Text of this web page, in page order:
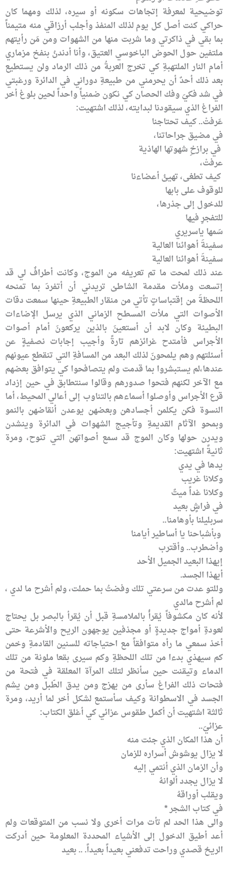
توضيحية لمعرفة إتجاهات سكونه أو سيره، لذلك ومهما كان
حراكي كنت أصل كل يوم لذلك المنفذ وأجلب أرزاقي منه متيمناً
بما بقي في ذاكرتي وما شربت منها من الشهوات ومن مَن رأيتهم
ملتفين حول الحوض الباخوسي العتيق، وأنا أدندنُ بنفخ مزماري
أمام النار الملتهبةِ كي تخرج العربةُ من ذلك الرماد ولن يستطيع
بعد ذلك أحدٌ أن يحرمني من طبيعةِ دوراني في الدائرة ورغبتي
في شد فكيَ وفك الحصان كي نكون ضمنياً واحداً لحين بلوغ أخر
الفراغ الذي سيقودنا لبدايته، لذلك اشتهيت:
عَرفتْ.. كيف تحتاجنا
في مضيق جراحاتنا،
في برازخِ شهوتها الهاذية
عرفتْ،
كيف تطغى، تهيئُ أعضاءنا
للوقوف على بابها
للدخول إلى جذرها،
للتفجرِ فيها
سَمها ياسريري
سفينةَ أهوائنا العالية
سفينةَ أهوائنا العالية
عند ذلك لمحت ما تم تعريفه من الموج، وكانت أطرافٌ لي قد
إتسعت وملأت مقدمة الشاطئ تريدني أن أتفردَ بما تمنحه
اللحظةَ من إقتباساتٍ تأتي من منقار الطبيعةِ حينها سمعت دقات
الأصوات التي ملأت المسطح الزماني الذي يرسل الإضاءات
البطيئة وكان لابد أن أستعينَ بالذين يركعونَ أمام أصوات
الأجراس فأمتدح غرائزهم تارةً وأجيب إجابات نصفيةٍ عن
أسئلتهم وهم يلمحونَ لذلك البعد من المسافةِ التي تنقطع عيونهم
عندها،لم يستبشروا بما قدمت ولم يتصافحوا كي يتوافق بعضهم
مع الآخر لكنهم فتحوا صدورهم وقالوا سنتطابق في حين إزداد
قرع الأجراس وأوصلوا أسماءهم بالتناوب إلى أعالي المحيط، أما
النسوة فكن يكلمن أجسادهن وبعضهن يوعدن أنقاضهن بالنمو
وبمحو الآثام القديمةِ وتأجيج الشهوات في الدائرة وينشدن
ويدرن حولها وكان الموج قد سمع أصواتهن التي تنوح، ومرة
ثانيةً اشتهيت:
يدها في يدي
وكلانا غريب
وكلانا غداً ميتٌ
في فراشٍ بعيد
سربليلنا بأوهامنا..
وبأشباحنا يا أساطير أيامنا
وأضطرب.. وأقترب
إيهذا البعيد الجميل الأحد
أيهذا الجسد.
وللتو عدت من سرعتي تلك وفضتُ بما حملت، ولم أشرح ما لدي ،
لم أشرح مالدي
لأنه كان مكشوفاً يُقرأُ بالملامسةِ قبل أن يُقرأ بالبصر بل يحتاج
لعودةِ أمواج جديدةٍ أو مجذفين يوجهون الريح والأشرعة حتى
أخذ سمعي ما رأه متوافقاً مع احتياجاته للسنين القادمةِ وخمن
كم سيهذي بدءا من تلك اللحظةِ وكم سيرى بقعا ملونة من تلك
الدماء وتيقنت حين سأنظر لتلك المرآة المعلقة في فتحة من
فتحات ذلك الفراغ سأرى من يهزج ومن يدق الطّبل ومن يشم
الجسد في الاسطوانة وكيف سأستمع لشكل أخر لما أريد، ومرة
ثالثة اشتهيت أن أكمل طقوس عزائي كي أغلق الكتاب:
عزائيَ..
أن هذا المكان الذي جئت منه
لا يزال يوشوش أسراره للزمان
وأن الزمان الذي أنتمي إليه
لا يزال يجدد ألوانهُ
ويقلب أوراقهُ
في كتاب الشجر *
والى هذا الحد لم تأت مرات أخرى ولا نسب من المتوقعات ولم
أعد أطيق الدخول إلى الأشياء المحددة المعلومة حين أدركت
الريحُ قصدي وراحت تدفعني بعيداً بعيداً. .. بعيد